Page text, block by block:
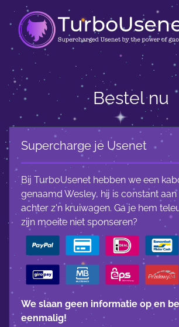
Bestel nu
Supercharge je Usenet
Bij TurboUsenet hebben we een
genaamd Wesley, hij is constant
achter z'n kruiwagen. Ga je hem
zijn moeite niet sponseren?
We slaan geen informatie op en
eenmalig!